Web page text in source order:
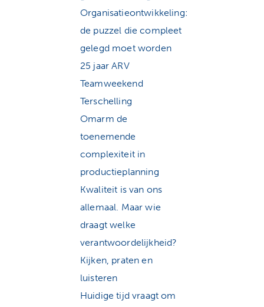
Organisatieontwikkeling:
de puzzel die compleet
gelegd moet worden
25 jaar ARV
Teamweekend
Terschelling
Omarm de
toenemende
complexiteit in
productieplanning
Kwaliteit is van ons
allemaal. Maar wie
draagt welke
verantwoordelijkheid?
Kijken, praten en
luisteren
Huidige tijd vraagt om